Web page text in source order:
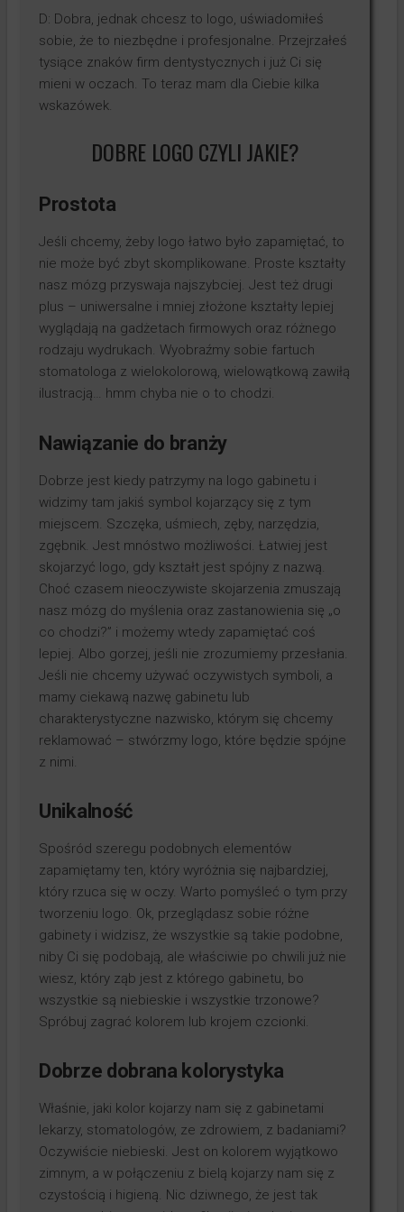
D: Dobra, jednak chcesz to logo, uświadomiłeś
sobie, że to niezbędne i profesjonalne. Przejrzałeś
tysiące znaków firm dentystycznych i już Ci się
mieni w oczach. To teraz mam dla Ciebie kilka
wskazówek.
DOBRE LOGO CZYLI JAKIE?
Prostota
Jeśli chcemy, żeby logo łatwo było zapamiętać, to
nie może być zbyt skomplikowane. Proste kształty
nasz mózg przyswaja najszybciej. Jest też drugi
plus – uniwersalne i mniej złożone kształty lepiej
wyglądają na gadżetach firmowych oraz różnego
rodzaju wydrukach. Wyobraźmy sobie fartuch
stomatologa z wielokolorową, wielowątkową zawiłą
ilustracją… hmm chyba nie o to chodzi.
Nawiązanie do branży
Dobrze jest kiedy patrzymy na logo gabinetu i
widzimy tam jakiś symbol kojarzący się z tym
miejscem. Szczęka, uśmiech, zęby, narzędzia,
zgębnik. Jest mnóstwo możliwości. Łatwiej jest
skojarzyć logo, gdy kształt jest spójny z nazwą.
Choć czasem nieoczywiste skojarzenia zmuszają
nasz mózg do myślenia oraz zastanowienia się „o
co chodzi?” i możemy wtedy zapamiętać coś
lepiej. Albo gorzej, jeśli nie zrozumiemy przesłania.
Jeśli nie chcemy używać oczywistych symboli, a
mamy ciekawą nazwę gabinetu lub
charakterystyczne nazwisko, którym się chcemy
reklamować – stwórzmy logo, które będzie spójne
z nimi.
Unikalność
Spośród szeregu podobnych elementów
zapamiętamy ten, który wyróżnia się najbardziej,
który rzuca się w oczy. Warto pomyśleć o tym przy
tworzeniu logo. Ok, przeglądasz sobie różne
gabinety i widzisz, że wszystkie są takie podobne,
niby Ci się podobają, ale właściwie po chwili już nie
wiesz, który ząb jest z którego gabinetu, bo
wszystkie są niebieskie i wszystkie trzonowe?
Spróbuj zagrać kolorem lub krojem czcionki.
Dobrze dobrana kolorystyka
Właśnie, jaki kolor kojarzy nam się z gabinetami
lekarzy, stomatologów, ze zdrowiem, z badaniami?
Oczywiście niebieski. Jest on kolorem wyjątkowo
zimnym, a w połączeniu z bielą kojarzy nam się z
czystością i higieną. Nic dziwnego, że jest tak